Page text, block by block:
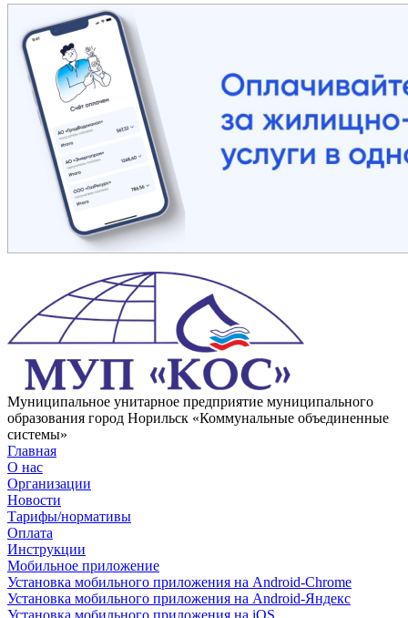
Муниципальное унитарное предприятие муниципального
образования город Норильск «Коммунальные объединенные
системы»
Главная
О нас
Организации
Новости
Тарифы/нормативы
Оплата
Инструкции
Мобильное приложение
Установка мобильного приложения на Android-Chrome
Установка мобильного приложения на Android-Яндекс